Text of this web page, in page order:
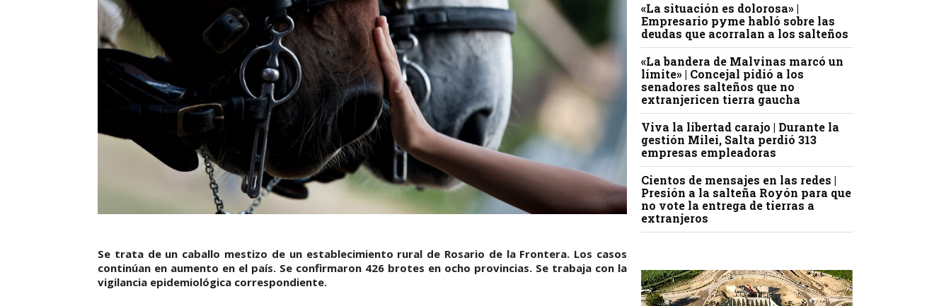
Se trata de un caballo mestizo de un establecimiento rural de Rosario de la Frontera. Los casos
continúan en aumento en el país. Se confirmaron 426 brotes en ocho provincias. Se trabaja con la
vigilancia epidemiológica correspondiente.
«La situación es dolorosa» |
Empresario pyme habló sobre las
deudas que acorralan a los salteños
«La bandera de Malvinas marcó un
límite» | Concejal pidió a los
senadores salteños que no
extranjericen tierra gaucha
Viva la libertad carajo | Durante la
gestión Milei, Salta perdió 313
empresas empleadoras
Cientos de mensajes en las redes |
Presión a la salteña Royón para que
no vote la entrega de tierras a
extranjeros